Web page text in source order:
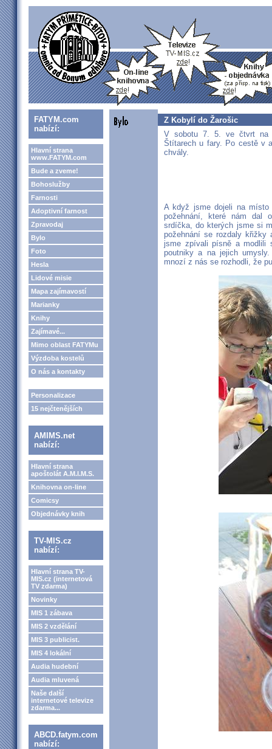
FATYM.com
nabízí:
Hlavní strana
www.FATYM.com
Bude a zveme!
Bohoslužby
Farnosti
Adoptivní farnost
Zpravodaj
Bylo
Foto
Hesla
Lidové misie
Mapa zajímavostí
Marianky
Knihy
Zajímavé...
Mimo oblast FATYMu
Výzdoba kostelů
O nás a kontakty
Personalizace
15 nejčtenějších
AMIMS.net
nabízí:
Hlavní strana
apoštolát A.M.I.M.S.
Knihovna on-line
Comicsy
Objednávky knih
TV-MIS.cz
nabízí:
Hlavní strana TV-
MIS.cz (internetová
TV zdarma)
Novinky
MIS 1 zábava
MIS 2 vzdělání
MIS 3 publicist.
MIS 4 lokální
Audia hudební
Audia mluvená
Naše další
internetové televize
zdarma...
ABCD.fatym.com
nabízí:
Z Kobylí do Žarošic
V sobotu 7. 5. ve čtvrt na
Štítarech u fary. Po cestě v
chvály.
A když jsme dojeli na
požehnání, které nám dal
srdíčka, do kterých jsme si
požehnání se rozdaly křižky
jsme zpívali písně a modlili
poutniky a na jejich
mnozí z nás se rozhodli, že